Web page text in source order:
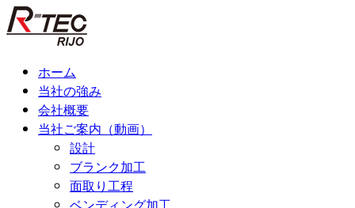
コ
ン
ホーム
当社の強み
会社概要
当社ご案内（動画）
設計
ブランク加工
面取り工程